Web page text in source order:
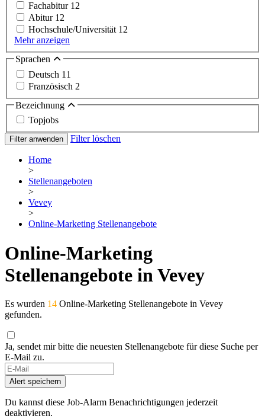
Fachabitur 12
Abitur 12
Hochschule/Universität 12
Mehr anzeigen
Sprachen
Deutsch 11
Französisch 2
Bezeichnung
Topjobs
Filter anwenden Filter löschen
Home
>
Stellenangeboten
>
Vevey
>
Online-Marketing Stellenangebote
Online-Marketing
Stellenangebote in Vevey
Es wurden 14 Online-Marketing Stellenangebote in Vevey
gefunden.
Ja, sendet mir bitte die neuesten Stellenangebote für diese Suche per
E-Mail zu.
If
you
are
a
human,
Alert speichern
Du kannst diese Job-Alarm Benachrichtigungen jederzeit
deaktivieren.